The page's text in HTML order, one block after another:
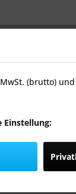
(brutto)
Einstellung: